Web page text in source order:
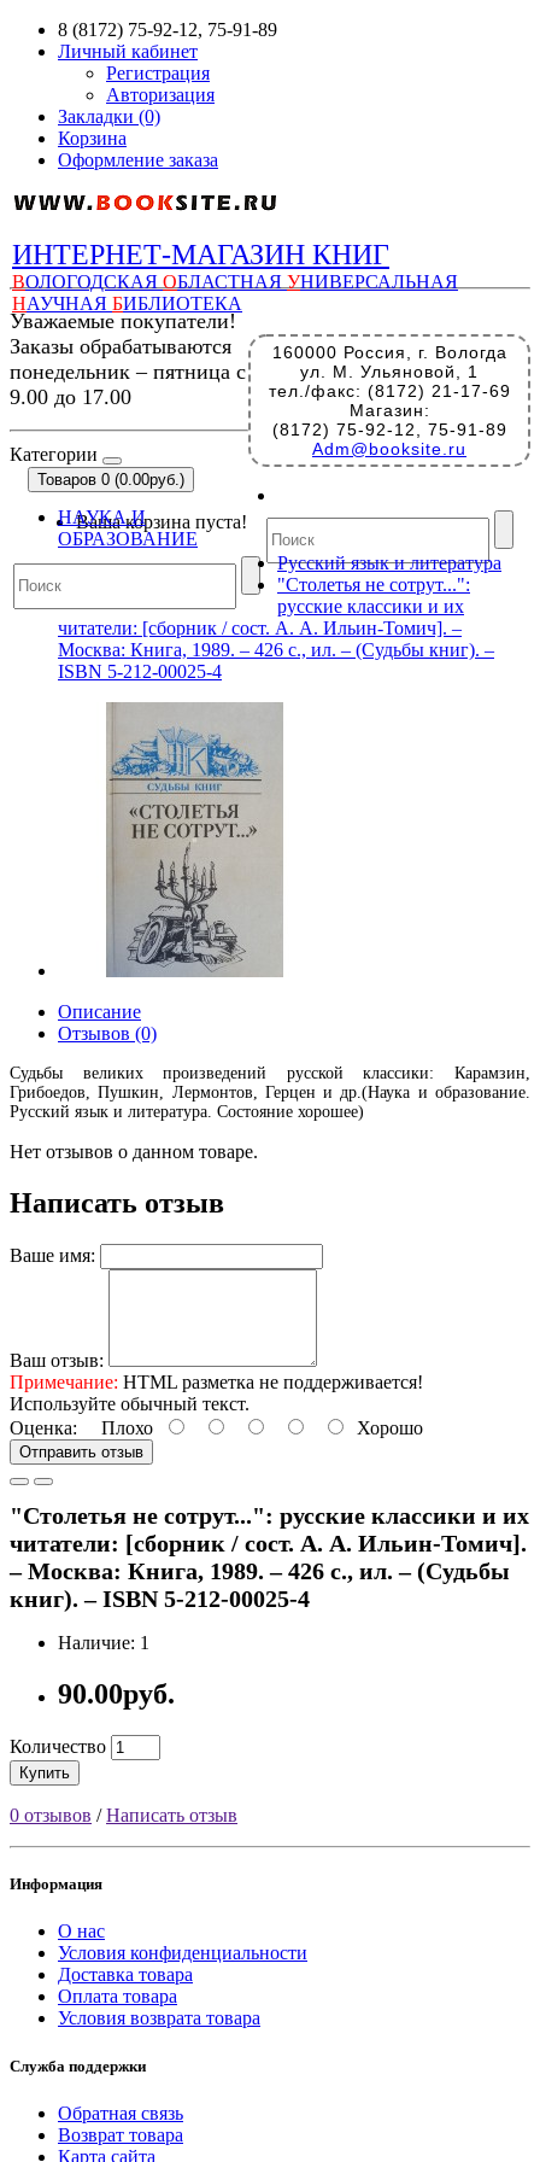
8 (8172) 75-92-12, 75-91-89
Личный кабинет
Регистрация
Авторизация
Закладки (0)
Корзина
Оформление заказа
ИНТЕРНЕТ-МАГАЗИН КНИГ
ВОЛОГОДСКАЯ ОБЛАСТНАЯ УНИВЕРСАЛЬНАЯ
НАУЧНАЯ БИБЛИОТЕКА
160000 Россия, г. Вологда
ул. М. Ульяновой, 1
тел./факс: (8172) 21-17-69
Магазин:
(8172) 75-92-12, 75-91-89
Adm@booksite.ru
Уважаемые покупатели!
Заказы обрабатываются
понедельник – пятница с
9.00 до 17.00
Категории
Товаров 0 (0.00руб.)
Ваша корзина пуста!
НАУКА И
ОБРАЗОВАНИЕ
Русский язык и литература
"Столетья не сотрут...":
русские классики и их
читатели: [сборник / сост. А. А. Ильин-Томич]. –
Москва: Книга, 1989. – 426 с., ил. – (Судьбы книг). –
ISBN 5-212-00025-4
Описание
Отзывов (0)
Судьбы великих произведений русской классики: Карамзин,
Грибоедов, Пушкин, Лермонтов, Герцен и др.(Наука и образование.
Русский язык и литература. Состояние хорошее)
Нет отзывов о данном товаре.
Написать отзыв
Ваше имя:
Ваш отзыв:
Примечание: HTML разметка не поддерживается!
Используйте обычный текст.
Оценка: Плохо Хорошо
Отправить отзыв
"Столетья не сотрут...": русские классики и их
читатели: [сборник / сост. А. А. Ильин-Томич].
– Москва: Книга, 1989. – 426 с., ил. – (Судьбы
книг). – ISBN 5-212-00025-4
Наличие: 1
90.00руб.
Количество
Купить
0 отзывов /Написать отзыв
Информация
О нас
Условия конфиденциальности
Доставка товара
Оплата товара
Условия возврата товара
Служба поддержки
Обратная связь
Возврат товара
Карта сайта